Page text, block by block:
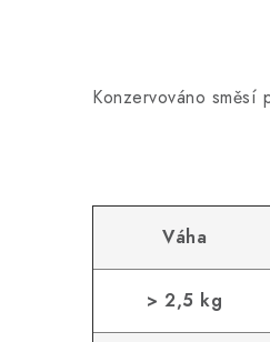
Konzervováno
Váha
> 2,5 kg